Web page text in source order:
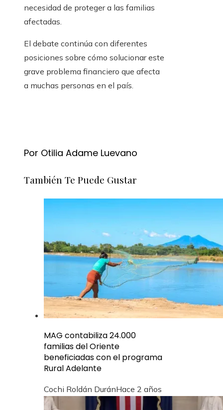
necesidad de proteger a las familias
afectadas.
El debate continúa con diferentes
posiciones sobre cómo solucionar este
grave problema financiero que afecta
a muchas personas en el país.
Por Otilia Adame Luevano
También Te Puede Gustar
MAG contabiliza 24.000
familias del Oriente
beneficiadas con el programa
Rural Adelante
Cochi Roldán DuránHace 2 años